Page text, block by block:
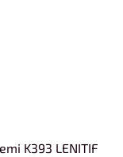
K393 LENITIF